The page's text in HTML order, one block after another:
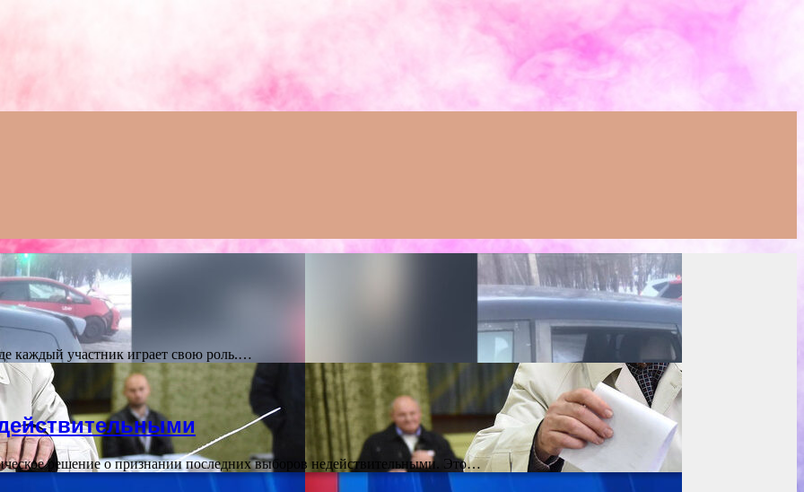
каждый участник играет свою роль.…
решение о признании последних выборов недействительными. Это…